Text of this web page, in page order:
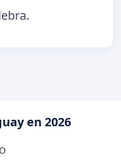
en 2026